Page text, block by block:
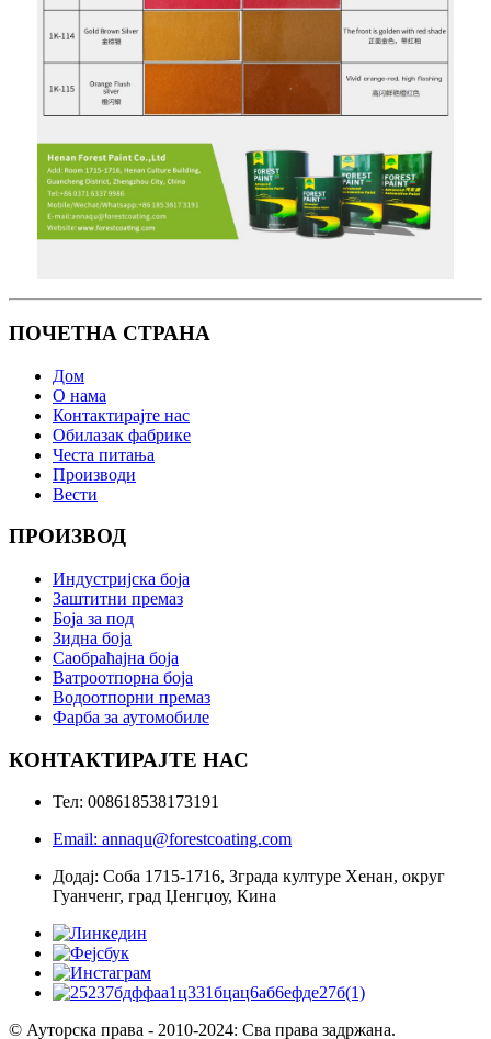
ПОЧЕТНА СТРАНА
Дом
О нама
Контактирајте нас
Обилазак фабрике
Честа питања
Производи
Вести
ПРОИЗВОД
Индустријска боја
Заштитни премаз
Боја за под
Зидна боја
Саобраћајна боја
Ватроотпорна боја
Водоотпорни премаз
Фарба за аутомобиле
КОНТАКТИРАЈТЕ НАС
Тел: 008618538173191
Email: annaqu@forestcoating.com
Додај: Соба 1715-1716, Зграда културе Хенан, округ
Гуанченг, град Џенгџоу, Кина
© Ауторска права - 2010-2024: Сва права задржана.